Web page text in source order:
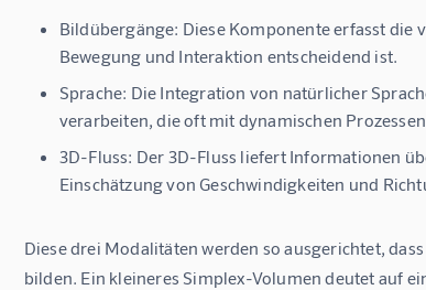
Bildübergänge: Diese Komponente erfasst die
Bewegung und Interaktion entscheidend ist.
Sprache: Die Integration von natürlicher
verarbeiten, die oft mit dynamischen
3D-Fluss: Der 3D-Fluss liefert Informationen
Einschätzung von Geschwindigkeiten und
Diese drei Modalitäten werden so ausgerichtet,
bilden. Ein kleineres Simplex-Volumen deutet auf